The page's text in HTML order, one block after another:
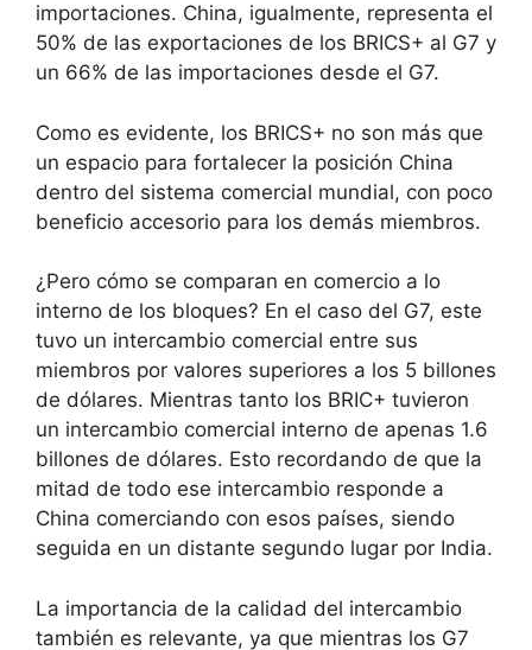
importaciones. China, igualmente, representa el
50% de las exportaciones de los BRICS+ al G7 y
un 66% de las importaciones desde el G7.
Como es evidente, los BRICS+ no son más que
un espacio para fortalecer la posición China
dentro del sistema comercial mundial, con poco
beneficio accesorio para los demás miembros.
¿Pero cómo se comparan en comercio a lo
interno de los bloques? En el caso del G7, este
tuvo un intercambio comercial entre sus
miembros por valores superiores a los 5 billones
de dólares. Mientras tanto los BRIC+ tuvieron
un intercambio comercial interno de apenas 1.6
billones de dólares. Esto recordando de que la
mitad de todo ese intercambio responde a
China comerciando con esos países, siendo
seguida en un distante segundo lugar por India.
La importancia de la calidad del intercambio
también es relevante, ya que mientras los G7